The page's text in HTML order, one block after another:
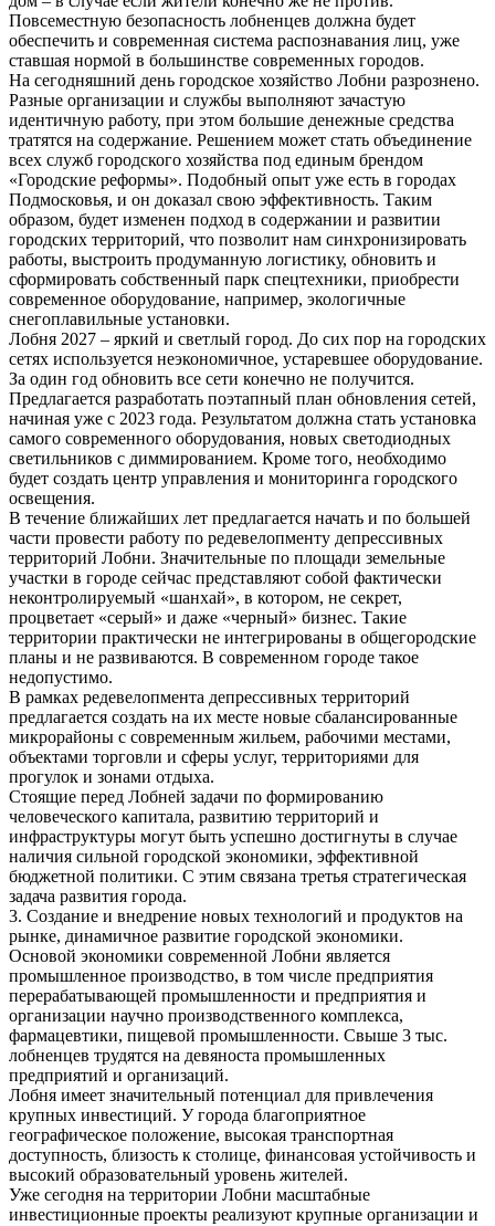
Повсеместную безопасность лобненцев должна будет
обеспечить и современная система распознавания лиц, уже
ставшая нормой в большинстве современных городов.
На сегодняшний день городское хозяйство Лобни разрознено.
Разные организации и службы выполняют зачастую
идентичную работу, при этом большие денежные средства
тратятся на содержание. Решением может стать объединение
всех служб городского хозяйства под единым брендом
«Городские реформы». Подобный опыт уже есть в городах
Подмосковья, и он доказал свою эффективность. Таким
образом, будет изменен подход в содержании и развитии
городских территорий, что позволит нам синхронизировать
работы, выстроить продуманную логистику, обновить и
сформировать собственный парк спецтехники, приобрести
современное оборудование, например, экологичные
снегоплавильные установки.
Лобня 2027 – яркий и светлый город. До сих пор на городских
сетях используется неэкономичное, устаревшее оборудование.
За один год обновить все сети конечно не получится.
Предлагается разработать поэтапный план обновления сетей,
начиная уже с 2023 года. Результатом должна стать установка
самого современного оборудования, новых светодиодных
светильников с диммированием. Кроме того, необходимо
будет создать центр управления и мониторинга городского
освещения.
В течение ближайших лет предлагается начать и по большей
части провести работу по редевелопменту депрессивных
территорий Лобни. Значительные по площади земельные
участки в городе сейчас представляют собой фактически
неконтролируемый «шанхай», в котором, не секрет,
процветает «серый» и даже «черный» бизнес. Такие
территории практически не интегрированы в общегородские
планы и не развиваются. В современном городе такое
недопустимо.
В рамках редевелопмента депрессивных территорий
предлагается создать на их месте новые сбалансированные
микрорайоны с современным жильем, рабочими местами,
объектами торговли и сферы услуг, территориями для
прогулок и зонами отдыха.
Стоящие перед Лобней задачи по формированию
человеческого капитала, развитию территорий и
инфраструктуры могут быть успешно достигнуты в случае
наличия сильной городской экономики, эффективной
бюджетной политики. С этим связана третья стратегическая
задача развития города.
3. Создание и внедрение новых технологий и продуктов на
рынке, динамичное развитие городской экономики.
Основой экономики современной Лобни является
промышленное производство, в том числе предприятия
перерабатывающей промышленности и предприятия и
организации научно производственного комплекса,
фармацевтики, пищевой промышленности. Свыше 3 тыс.
лобненцев трудятся на девяноста промышленных
предприятий и организаций.
Лобня имеет значительный потенциал для привлечения
крупных инвестиций. У города благоприятное
географическое положение, высокая транспортная
доступность, близость к столице, финансовая устойчивость и
высокий образовательный уровень жителей.
Уже сегодня на территории Лобни масштабные
инвестиционные проекты реализуют крупные организации и